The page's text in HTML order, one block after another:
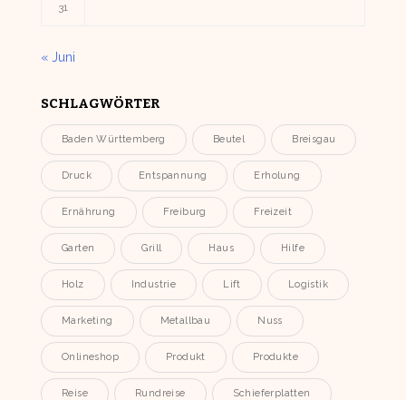
31
« Juni
SCHLAGWÖRTER
Baden Württemberg Beutel Breisgau
Druck Entspannung Erholung
Ernährung Freiburg Freizeit
Garten Grill Haus Hilfe
Holz Industrie Lift Logistik
Marketing Metallbau Nuss
Onlineshop Produkt Produkte
Reise Rundreise Schieferplatten